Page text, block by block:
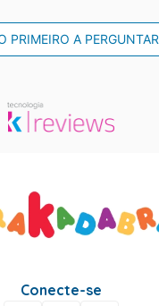
PRIMEIRO A PERGUNTAR
Conecte-se